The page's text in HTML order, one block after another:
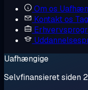
Om os
Kontakt os
Uafhængige
Selvfinansieret siden